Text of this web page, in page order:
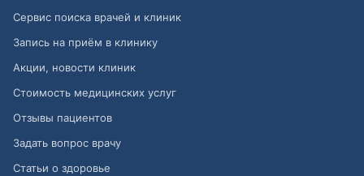
Сервис поиска врачей и клиник
Запись на приём в клинику
Акции, новости клиник
Стоимость медицинских услуг
Отзывы пациентов
Задать вопрос врачу
Статьи о здоровье